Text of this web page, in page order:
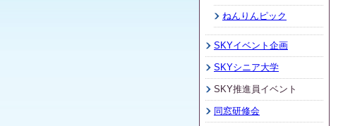
ねんりんピック
SKYイベント企画
SKYシニア大学
SKY推進員イベント
同窓研修会